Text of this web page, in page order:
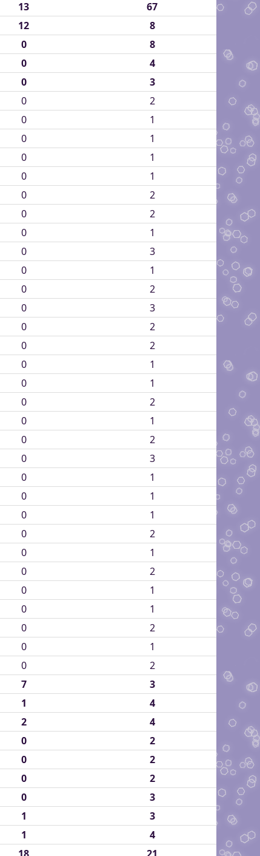
13
67
12
8
0
8
0
4
0
3
0
2
0
1
0
1
0
1
0
1
0
2
0
2
0
1
0
3
0
1
0
2
0
3
0
2
0
2
0
1
0
1
0
2
0
1
0
2
0
3
0
1
0
1
0
1
0
2
0
1
0
2
0
1
0
1
0
2
0
1
0
2
7
3
1
4
2
4
0
2
0
2
0
2
0
3
1
3
1
4